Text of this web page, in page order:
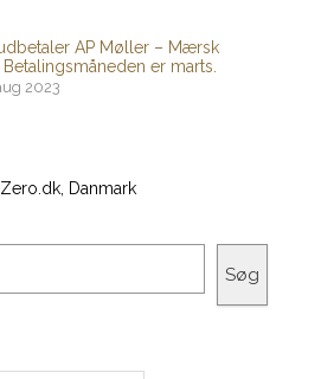
AP Møller – Mærsk
er marts.
2023
Danmark
Søg